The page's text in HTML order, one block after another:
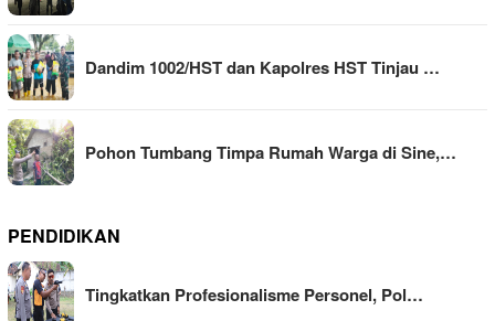
Dandim 1002/HST dan Kapolres HST Tinjau …
Pohon Tumbang Timpa Rumah Warga di Sine,…
PENDIDIKAN
Tingkatkan Profesionalisme Personel, Pol…